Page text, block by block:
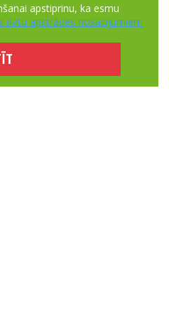
apstiprinu, ka esmu
datu apstrādes nosacījumiem